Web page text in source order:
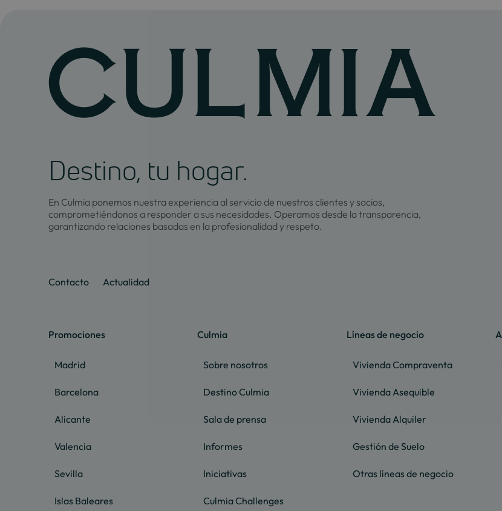
Destino, tu hogar.
En Culmia ponemos nuestra experiencia al servicio de nuestros clientes y socios,
comprometiéndonos a responder a sus necesidades. Operamos desde la transparencia,
garantizando relaciones basadas en la profesionalidad y respeto.
Contacto Actualidad
Promociones
Madrid
Barcelona
Alicante
Valencia
Sevilla
Islas Baleares
Culmia
Sobre nosotros
Destino Culmia
Sala de prensa
Informes
Iniciativas
Culmia Challenges
Líneas de negocio
Vivienda Compraventa
Vivienda Asequible
Vivienda Alquiler
Gestión de Suelo
Otras líneas de negocio